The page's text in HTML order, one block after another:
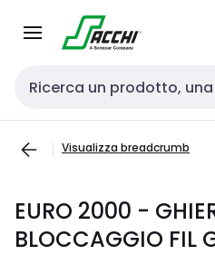
navigazionecontenuto
Cerca input
Visualizza breadcrumb
EURO 2000 -
BLOCCAGGIO FIL